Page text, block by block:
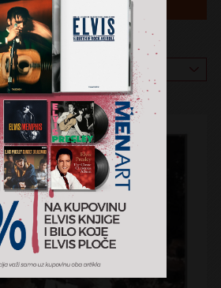
KATEGORIJA